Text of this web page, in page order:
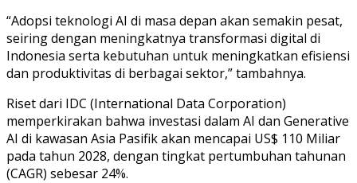
“Adopsi teknologi AI di masa depan akan semakin pesat,
seiring dengan meningkatnya transformasi digital di
Indonesia serta kebutuhan untuk meningkatkan efisiensi
dan produktivitas di berbagai sektor,” tambahnya.
Riset dari IDC (International Data Corporation)
memperkirakan bahwa investasi dalam AI dan Generative
AI di kawasan Asia Pasifik akan mencapai US$ 110 Miliar
pada tahun 2028, dengan tingkat pertumbuhan tahunan
(CAGR) sebesar 24%.